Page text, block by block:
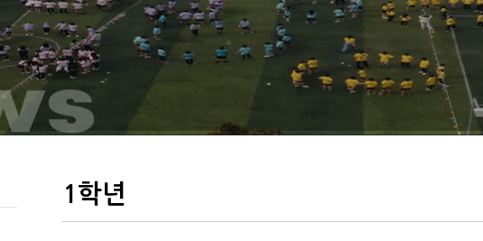
학교연혁
학교교육목표
학교현황
교육과정
가정통신문
방과후학교
외국어자료실
1학년